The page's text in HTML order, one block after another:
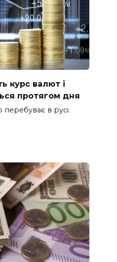
курс валют і
протягом дня
перебуває в русі.